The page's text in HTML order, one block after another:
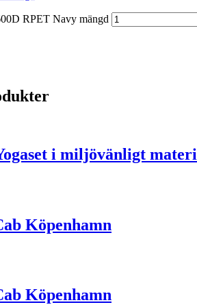
RPET Navy mängd
i miljövänligt
Köpenhamn
Köpenhamn